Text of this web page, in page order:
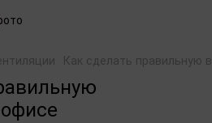
Как сделать правильную